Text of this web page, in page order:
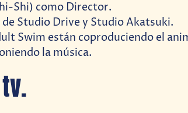
Shi) como Director.
Studio Drive y Studio Akatsuki.
Swim están coproduciendo el
la música.